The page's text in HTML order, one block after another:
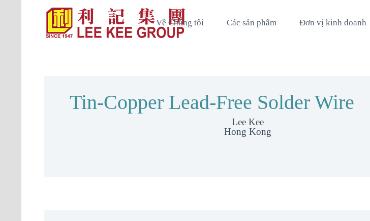
Về Chúng tôi Các sản phẩm Đơn vị kinh doanh
Tin-Copper Lead-Free Solder Wire
Lee Kee
Hong Kong